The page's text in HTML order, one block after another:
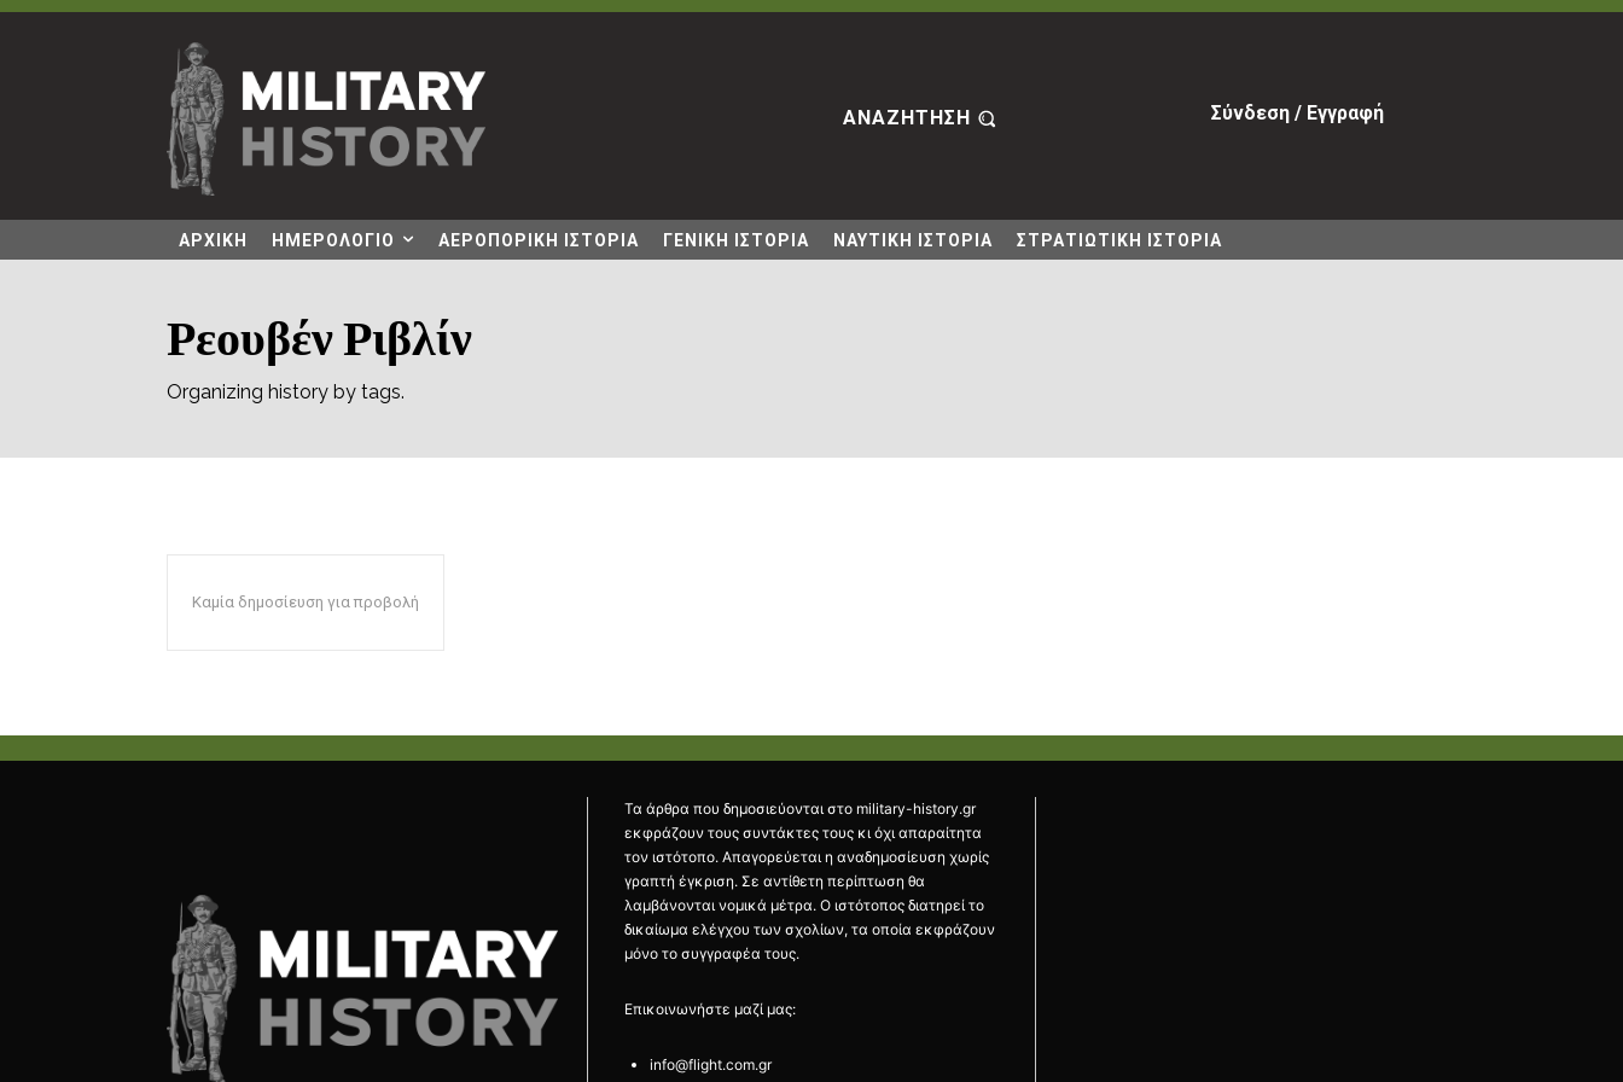
ΑΝΑΖΗΤΗΣΗ Σύνδεση / Εγγραφή
ΑΡΧΙΚΗ ΗΜΕΡΟΛΟΓΙΟ ΑΕΡΟΠΟΡΙΚΗ ΙΣΤΟΡΙΑ ΓΕΝΙΚΗ ΙΣΤΟΡΙΑ ΝΑΥΤΙΚΗ ΙΣΤΟΡΙΑ ΣΤΡΑΤΙΩΤΙΚΗ ΙΣΤΟΡΙΑ
Ρεουβέν Ριβλίν
Organizing history by tags.
Καμία δημοσίευση για προβολή
Τα άρθρα που δημοσιεύονται στο military-history.gr
εκφράζουν τους συντάκτες τους κι όχι απαραίτητα
τον ιστότοπο. Απαγορεύεται η αναδημοσίευση χωρίς
γραπτή έγκριση. Σε αντίθετη περίπτωση θα
λαμβάνονται νομικά μέτρα. Ο ιστότοπος διατηρεί το
δικαίωμα ελέγχου των σχολίων, τα οποία εκφράζουν
μόνο το συγγραφέα τους.
Επικοινωνήστε μαζί μας:
info@flight.com.gr